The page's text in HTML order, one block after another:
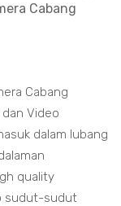
Cabang
Cabang
Video
dalam lubang
quality
sudut-sudut